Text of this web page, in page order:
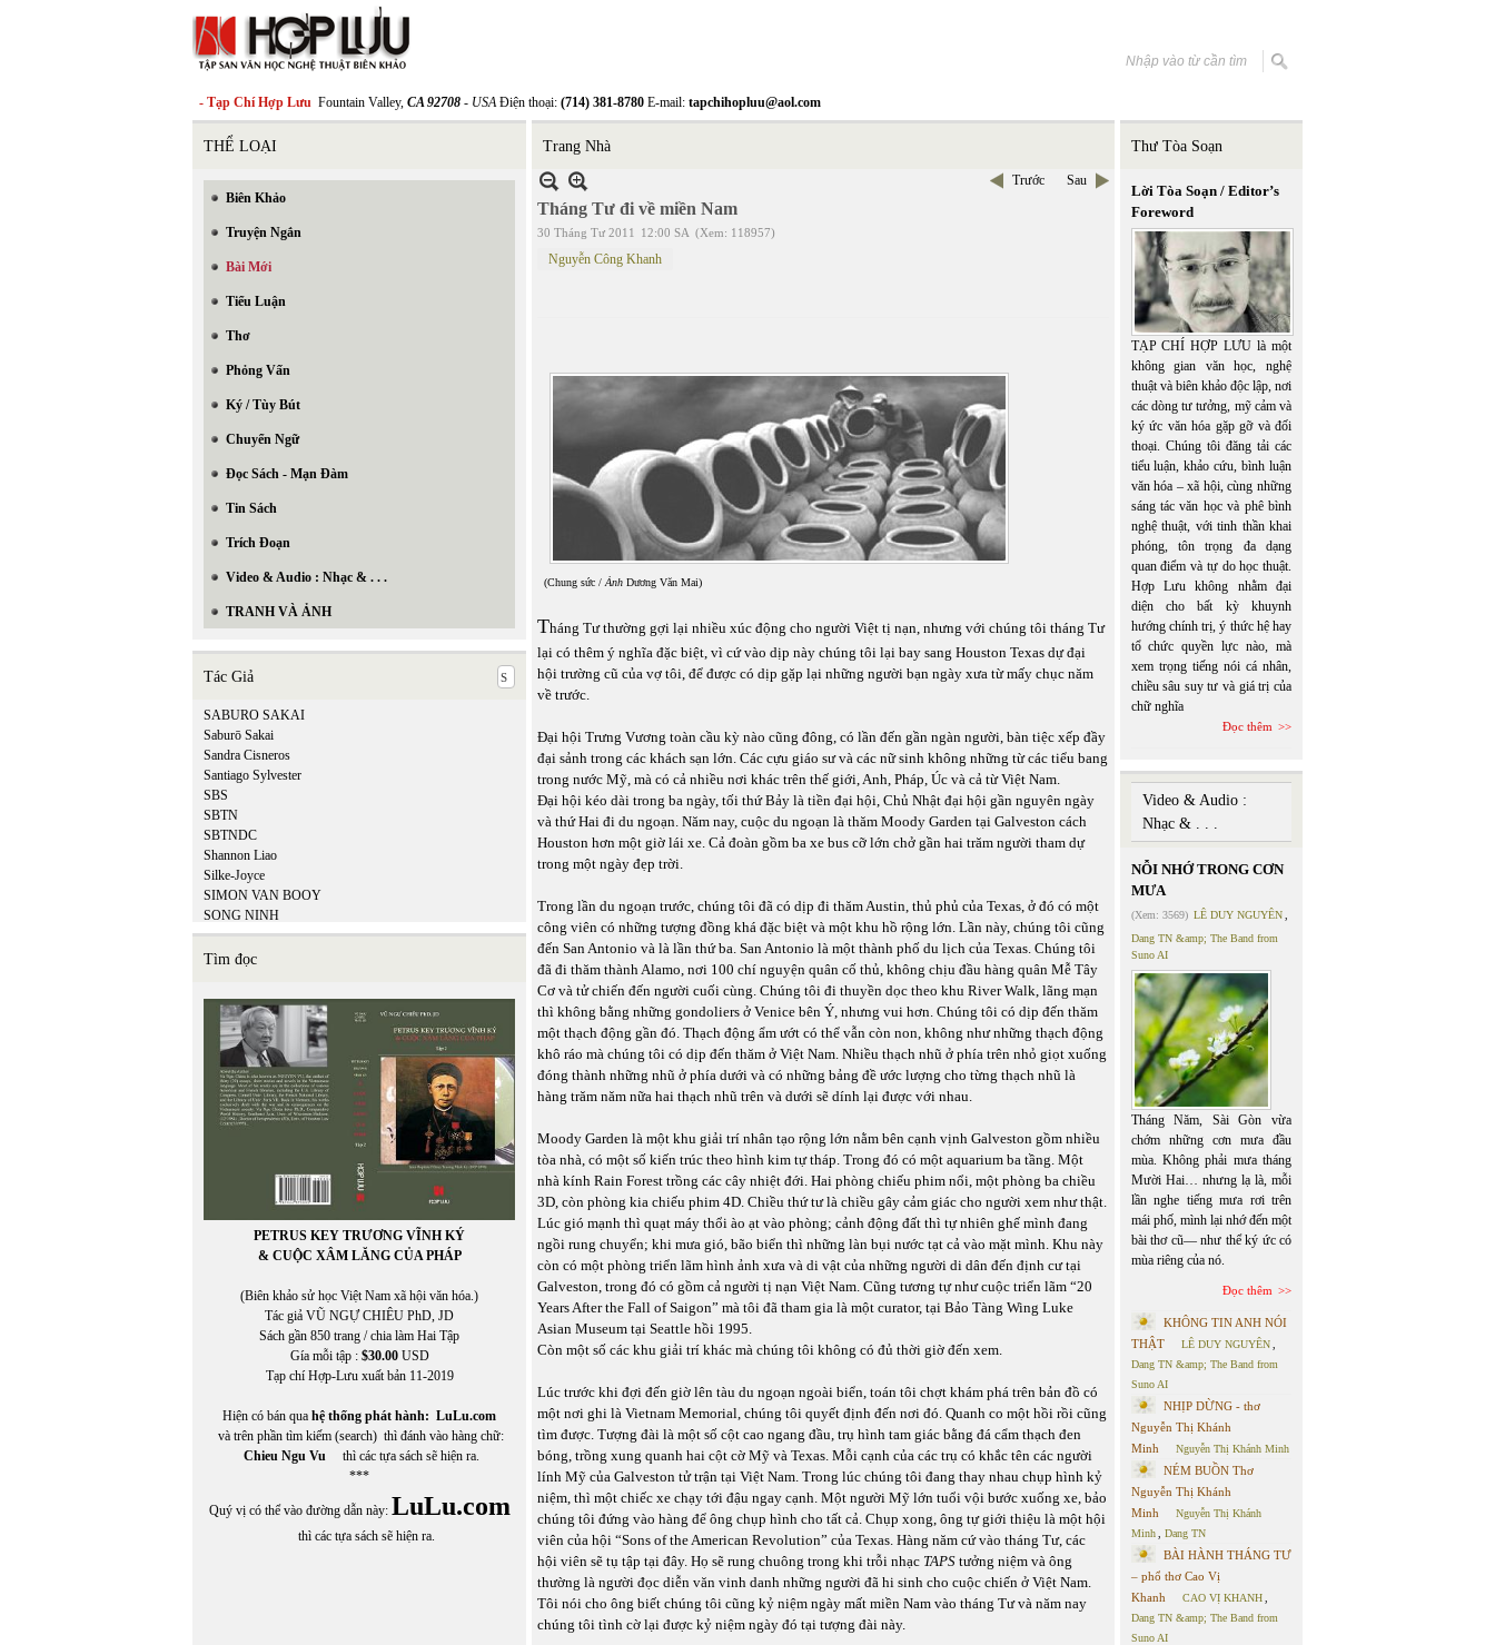
- Tạp Chí Hợp Lưu Fountain Valley, CA 92708 - USAĐiện thoại: (714) 381-8780 E-mail: tapchihopluu@aol.com
THỂ LOẠI
Biên Khảo
Truyện Ngắn
Bài Mới
Tiểu Luận
Thơ
Phỏng Vấn
Ký / Tùy Bút
Chuyển Ngữ
Đọc Sách - Mạn Đàm
Tin Sách
Trích Đoạn
Video & Audio : Nhạc & . . .
TRANH VÀ ẢNH
Tác Giả
SABURO SAKAI
Saburō Sakai
Sandra Cisneros
Santiago Sylvester
SBS
SBTN
SBTNDC
Shannon Liao
Silke-Joyce
SIMON VAN BOOY
SONG NINH
SONG THAO
SUZANNE WANG
Tìm đọc
PETRUS KEY TRƯƠNG VĨNH KÝ
& CUỘC XÂM LĂNG CỦA PHÁP
(Biên khảo sử học Việt Nam xã hội văn hóa.)
Tác giả VŨ NGỰ CHIÊU PhD, JD
Sách gần 850 trang / chia làm Hai Tập
Gía mỗi tập : $30.00USD
Tạp chí Hợp-Lưu xuất bản 11-2019
Hiện có bán qua hệ thống phát hành: LuLu.com
và trên phần tìm kiếm (search) thì đánh vào hàng chữ:
Chieu Ngu Vu thì các tựa sách sẽ hiện ra.
***
Quý vị có thể vào đường dẫn này: LuLu.com
thì các tựa sách sẽ hiện ra.
Trang Nhà
Trước Sau
Tháng Tư đi về miền Nam
30 Tháng Tư 2011 12:00 SA (Xem: 118957)
Nguyễn Công Khanh
(Chung sức / Ảnh Dương Văn Mai)
Tháng Tư thường gợi lại nhiều xúc động cho người Việt tị nạn, nhưng với chúng tôi tháng Tư
lại có thêm ý nghĩa đặc biệt, vì cứ vào dịp này chúng tôi lại bay sang Houston Texas dự đại
hội trường cũ của vợ tôi, để được có dịp gặp lại những người bạn ngày xưa từ mấy chục năm
về trước.
Đại hội Trưng Vương toàn cầu kỳ nào cũng đông, có lần đến gần ngàn người, bàn tiệc xếp đầy
đại sảnh trong các khách sạn lớn. Các cựu giáo sư và các nữ sinh không những từ các tiểu bang
trong nước Mỹ, mà có cả nhiều nơi khác trên thế giới, Anh, Pháp, Úc và cả từ Việt Nam.
Đại hội kéo dài trong ba ngày, tối thứ Bảy là tiền đại hội, Chủ Nhật đại hội gần nguyên ngày
và thứ Hai đi du ngoạn. Năm nay, cuộc du ngoạn là thăm Moody Garden tại Galveston cách
Houston hơn một giờ lái xe. Cả đoàn gồm ba xe bus cỡ lớn chở gần hai trăm người tham dự
trong một ngày đẹp trời.
Trong lần du ngoạn trước, chúng tôi đã có dịp đi thăm Austin, thủ phủ của Texas, ở đó có một
công viên có những tượng đồng khá đặc biệt và một khu hồ rộng lớn. Lần này, chúng tôi cũng
đến San Antonio và là lần thứ ba. San Antonio là một thành phố du lịch của Texas. Chúng tôi
đã đi thăm thành Alamo, nơi 100 chí nguyện quân cố thủ, không chịu đầu hàng quân Mễ Tây
Cơ và tử chiến đến người cuối cùng. Chúng tôi đi thuyền dọc theo khu River Walk, lãng mạn
thì không bằng những gondoliers ở Venice bên Ý, nhưng vui hơn. Chúng tôi có dịp đến thăm
một thạch động gần đó. Thạch động ẩm ướt có thể vẫn còn non, không như những thạch động
khô ráo mà chúng tôi có dịp đến thăm ở Việt Nam. Nhiều thạch nhũ ở phía trên nhỏ giọt xuống
đóng thành những nhũ ở phía dưới và có những bảng đề ước lượng cho từng thạch nhũ là
hàng trăm năm nữa hai thạch nhũ trên và dưới sẽ dính lại được với nhau.
Moody Garden là một khu giải trí nhân tạo rộng lớn nằm bên cạnh vịnh Galveston gồm nhiều
tòa nhà, có một số kiến trúc theo hình kim tự tháp. Trong đó có một aquarium ba tầng. Một
nhà kính Rain Forest trồng các cây nhiệt đới. Hai phòng chiếu phim nổi, một phòng ba chiều
3D, còn phòng kia chiếu phim 4D. Chiều thứ tư là chiều gây cảm giác cho người xem như thật.
Lúc gió mạnh thì quạt máy thổi ào ạt vào phòng; cảnh động đất thì tự nhiên ghế mình đang
ngồi rung chuyển; khi mưa gió, bão biển thì những làn bụi nước tạt cả vào mặt mình. Khu này
còn có một phòng triển lãm hình ảnh xưa và di vật của những người di dân đến định cư tại
Galveston, trong đó có gồm cả người tị nạn Việt Nam. Cũng tương tự như cuộc triển lãm “20
Years After the Fall of Saigon” mà tôi đã tham gia là một curator, tại Bảo Tàng Wing Luke
Asian Museum tại Seattle hồi 1995.
Còn một số các khu giải trí khác mà chúng tôi không có đủ thời giờ đến xem.
Lúc trước khi đợi đến giờ lên tàu du ngoạn ngoài biển, toán tôi chợt khám phá trên bản đồ có
một nơi ghi là Vietnam Memorial, chúng tôi quyết định đến nơi đó. Quanh co một hồi rồi cũng
tìm được. Tượng đài là một số cột cao ngang đầu, trụ hình tam giác bằng đá cẩm thạch đen
bóng, trồng xung quanh hai cột cờ Mỹ và Texas. Mỗi cạnh của các trụ có khắc tên các người
lính Mỹ của Galveston tử trận tại Việt Nam. Trong lúc chúng tôi đang thay nhau chụp hình kỷ
niệm, thì một chiếc xe chạy tới đậu ngay cạnh. Một người Mỹ lớn tuổi vội bước xuống xe, bảo
chúng tôi đứng vào hàng để ông chụp hình cho tất cả. Chụp xong, ông tự giới thiệu là một hội
viên của hội “Sons of the American Revolution” của Texas. Hàng năm cứ vào tháng Tư, các
hội viên sẽ tụ tập tại đây. Họ sẽ rung chuông trong khi trỗi nhạc TAPS tưởng niệm và ông
thường là người đọc diễn văn vinh danh những người đã hi sinh cho cuộc chiến ở Việt Nam.
Tôi nói cho ông biết chúng tôi cũng kỷ niệm ngày mất miền Nam vào tháng Tư và năm nay
chúng tôi tình cờ lại được kỷ niệm ngày đó tại tượng đài này.
Thư Tòa Soạn
Lời Tòa Soạn / Editor’s
Foreword
TẠP CHÍ HỢP LƯU là một
không gian văn học, nghệ
thuật và biên khảo độc lập, nơi
các dòng tư tưởng, mỹ cảm và
ký ức văn hóa gặp gỡ và đối
thoại. Chúng tôi đăng tải các
tiểu luận, khảo cứu, bình luận
văn hóa – xã hội, cùng những
sáng tác văn học và phê bình
nghệ thuật, với tinh thần khai
phóng, tôn trọng đa dạng
quan điểm và tự do học thuật.
Hợp Lưu không nhằm đại
diện cho bất kỳ khuynh
hướng chính trị, ý thức hệ hay
tổ chức quyền lực nào, mà
xem trọng tiếng nói cá nhân,
chiều sâu suy tư và giá trị của
chữ nghĩa
Đọc thêm
Video & Audio :
Nhạc & . . .
NỖI NHỚ TRONG CƠN
MƯA
(Xem: 3569) LÊ DUY NGUYÊN
Dang TN &amp; The Band from
Suno AI
Tháng Năm, Sài Gòn vừa
chớm những cơn mưa đầu
mùa. Không phải mưa tháng
Mười Hai… nhưng lạ là, mỗi
lần nghe tiếng mưa rơi trên
mái phố, mình lại nhớ đến một
bài thơ cũ— như thể ký ức có
mùa riêng của nó.
Đọc thêm
KHÔNG TIN ANH NÓI
THẬT
LÊ DUY NGUYÊN
Dang TN &amp; The Band from
Suno AI
NHỊP DỪNG - thơ
Nguyễn Thị Khánh
Minh
Nguyễn Thị Khánh Minh
NÉM BUỒN Thơ
Nguyễn Thị Khánh
Minh
Nguyễn Thị Khánh
Minh
Dang TN
BÀI HÀNH THÁNG TƯ
– phổ thơ Cao Vị
Khanh
CAO VỊ KHANH
Dang TN &amp; The Band from
Suno AI